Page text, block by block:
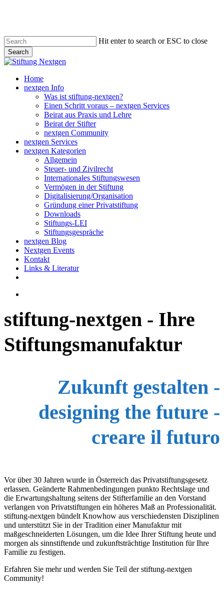
content
Hit enter to search or ESC to close
Search
Close
search
Menu
Home
nextgen Info
Was ist stiftung-nextgen?
Einen Schritt voraus – nextgen Services
Beirat aus Praxis und Lehre
Beirat der Stifter
nextgen Community
nextgen Services
nextgen Kategorien
Allgemein
Steuer- und Zivilrecht
Internationales Stiftungswesen
Vermögen in der Stiftung
Digitalisierung/Organisation
Gründung einer Privatstiftung
Downloads
Stiftungs-LEI
Stiftungsgespräche
nextgen Blog
Nextgen Events
Kontakt
Links & Literatur
stiftung-nextgen - Ihre
Stiftungsmanufaktur
Zukunft gestalten -
designing the future -
creare il futuro
Vor über 30 Jahren wurde in Österreich das Privatstiftungsgesetz
erlassen. Geänderte Rahmenbedingungen punkto Rechtslage und
die Erwartungshaltung seitens der Stifterfamilie an den Vorstand
verlangen von Privatstiftungen ein höheres Maß an Professionalität.
stiftung-nextgen bündelt Knowhow aus verschiedensten Disziplinen
und unterstützt Sie in der Tradition einer Manufaktur mit
maßgeschneiderten Lösungen, um die Idee Ihrer Stiftung heute und
morgen als sinnstiftende und zukunftsträchtige Institution für Ihre
Familie zu festigen.
Erfahren Sie mehr und werden Sie Teil der stiftung-nextgen
Community!